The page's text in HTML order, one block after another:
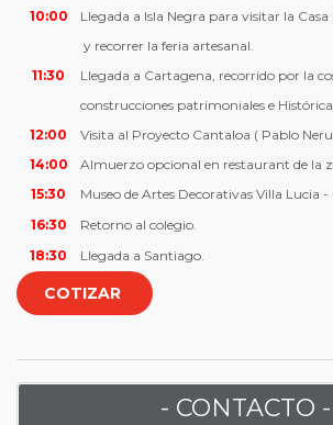
10:00
Llegada a Isla Negra para visitar la
y recorrer la feria artesanal.
11:30
Llegada a Cartagena, recorrido por la
construcciones patrimoniales e
12:00
Visita al Proyecto Cantaloa ( Pablo
14:00
Almuerzo opcional en restaurant de la
15:30
Museo de Artes Decorativas Villa Lucia -
16:30
Retorno al colegio.
18:30
Llegada a Santiago.
COTIZAR
- CONTACTO -